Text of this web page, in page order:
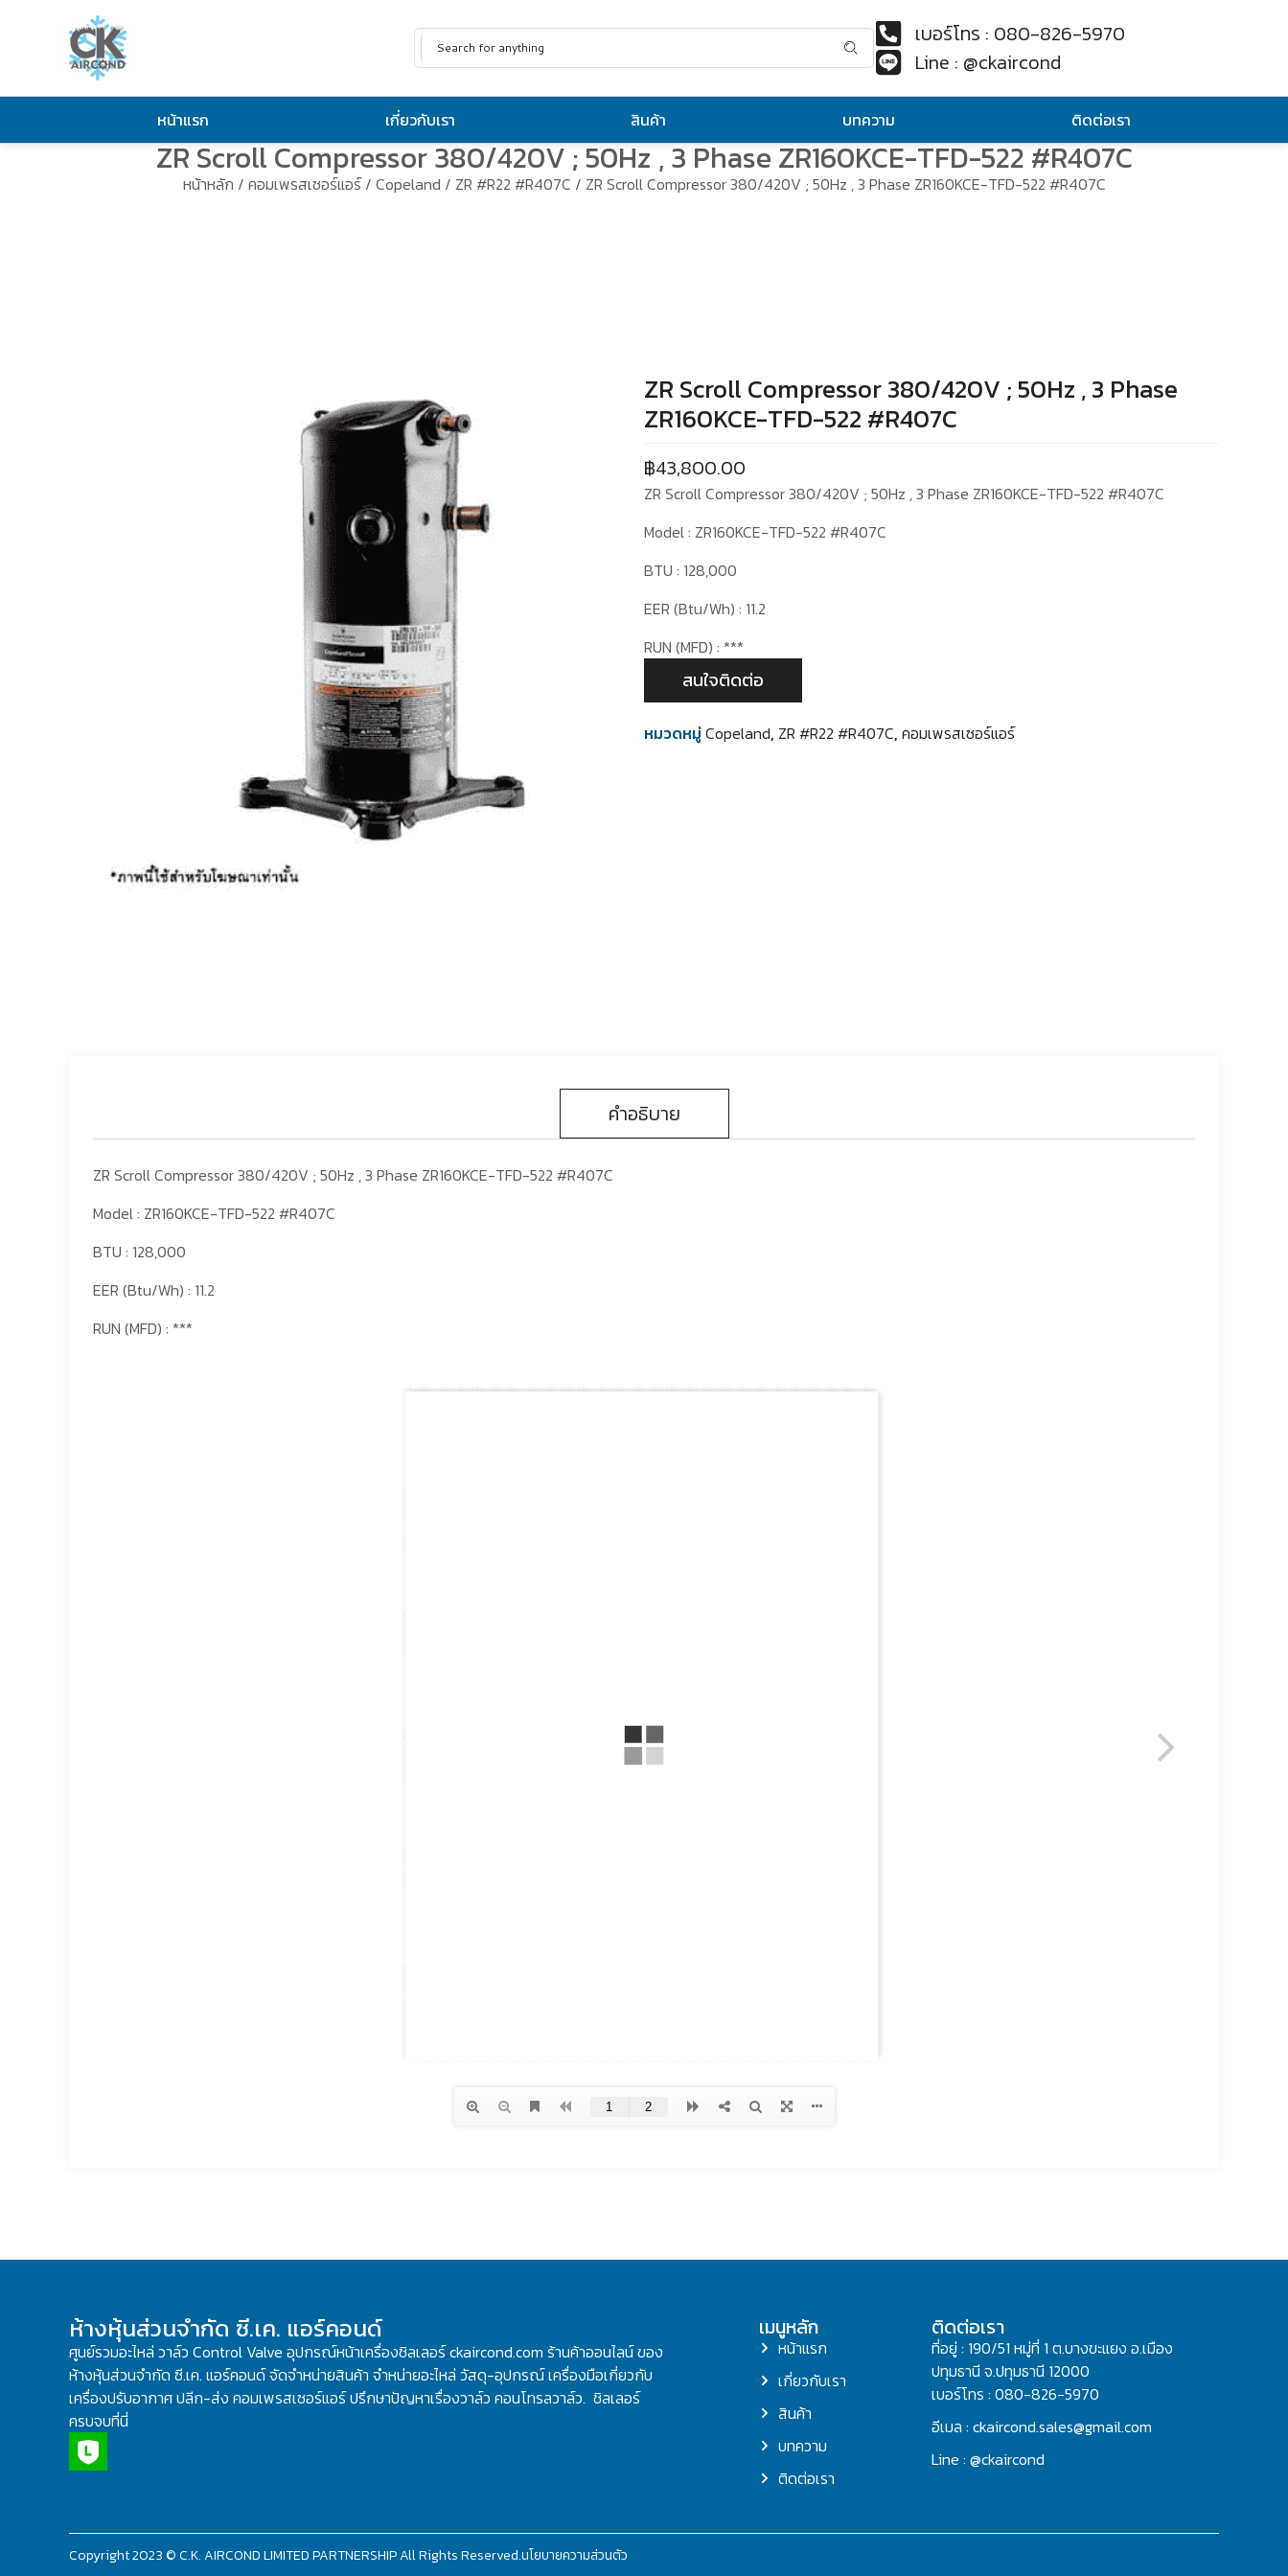
เบอร์โทร : 080-826-5970
Line : @ckaircond
หน้าแรก เกี่ยวกับเรา สินค้า บทความ ติดต่อเรา
ZR Scroll Compressor 380/420V ; 50Hz , 3 Phase ZR160KCE-TFD-522 #R407C
หน้าหลัก / คอมเพรสเซอร์แอร์/ Copeland / ZR #R22 #R407C / ZR Scroll Compressor 380/420V ; 50Hz , 3 Phase ZR160KCE-TFD-522 #R407C
ZR Scroll Compressor 380/420V ; 50Hz , 3 Phase
ZR160KCE-TFD-522 #R407C
฿43,800.00
ZR Scroll Compressor 380/420V ; 50Hz , 3 Phase ZR160KCE-TFD-522 #R407C
Model : ZR160KCE-TFD-522 #R407C
BTU : 128,000
EER (Btu/Wh) : 11.2
RUN (MFD) : ***
สนใจติดต่อ
หมวดหมู่Copeland, ZR #R22 #R407C, คอมเพรสเซอร์แอร์
คำอธิบาย
ZR Scroll Compressor 380/420V ; 50Hz , 3 Phase ZR160KCE-TFD-522 #R407C
Model : ZR160KCE-TFD-522 #R407C
BTU : 128,000
EER (Btu/Wh) : 11.2
RUN (MFD) : ***
ห้างหุ้นส่วนจำกัด ซี.เค. แอร์คอนด์
ศูนย์รวมอะไหล่ วาล์ว Control Valve อุปกรณ์หน้าเครื่องชิลเลอร์ ckaircond.com ร้านค้าออนไลน์ ของ
ห้างหุ้นส่วนจำกัด ซี.เค. แอร์คอนด์ จัดจำหน่ายสินค้า จำหน่ายอะไหล่ วัสดุ-อุปกรณ์ เครื่องมือเกี่ยวกับ
เครื่องปรับอากาศ ปลีก-ส่ง คอมเพรสเซอร์แอร์ ปรึกษาปัญหาเรื่องวาล์ว คอนโทรลวาล์ว. ชิลเลอร์
ครบจบที่นี่
เมนูหลัก
หน้าแรก
เกี่ยวกับเรา
สินค้า
บทความ
ติดต่อเรา
ติดต่อเรา
ที่อยู่ : 190/51 หมู่ที่ 1 ต.บางขะแยง อ.เมือง
ปทุมธานี จ.ปทุมธานี 12000
เบอร์โทร : 080-826-5970
อีเมล : ckaircond.sales@gmail.com
Line : @ckaircond
Copyright 2023 © C.K. AIRCOND LIMITED PARTNERSHIP All Rights Reserved.นโยบายความส่วนตัว